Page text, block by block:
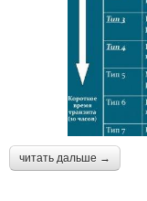
читать дальше →